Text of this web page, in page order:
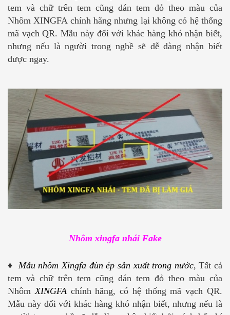
tem và chữ trên tem cũng dán tem đỏ theo màu của
Nhôm XINGFA chính hãng nhưng lại không có hệ thống
mã vạch QR. Mẫu này đối với khác hàng khó nhận biết,
nhưng nếu là người trong nghề sẽ dễ dàng nhận biết
được ngay.
Nhôm xingfa nhái Fake
♦ Mẫu nhôm Xingfa đùn ép sản xuất trong nước, Tất cả
tem và chữ trên tem cũng dán tem đỏ theo màu của
Nhôm XINGFA chính hãng, có hệ thống mã vạch QR.
Mẫu này đối với khác hàng khó nhận biết, nhưng nếu là